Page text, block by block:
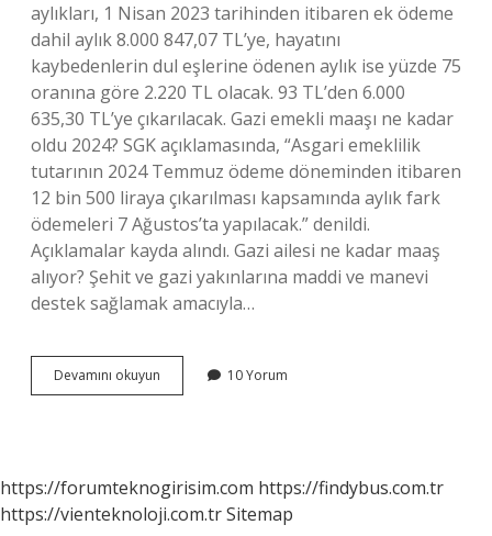
aylıkları, 1 Nisan 2023 tarihinden itibaren ek ödeme
dahil aylık 8.000 847,07 TL’ye, hayatını
kaybedenlerin dul eşlerine ödenen aylık ise yüzde 75
oranına göre 2.220 TL olacak. 93 TL’den 6.000
635,30 TL’ye çıkarılacak. Gazi emekli maaşı ne kadar
oldu 2024? SGK açıklamasında, “Asgari emeklilik
tutarının 2024 Temmuz ödeme döneminden itibaren
12 bin 500 liraya çıkarılması kapsamında aylık fark
ödemeleri 7 Ağustos’ta yapılacak.” denildi.
Açıklamalar kayda alındı. Gazi ailesi ne kadar maaş
alıyor? Şehit ve gazi yakınlarına maddi ve manevi
destek sağlamak amacıyla…
Devamını okuyun
Şeref
10 Yorum
https://forumteknogirisim.com https://findybus.com.tr
https://vienteknoloji.com.trSitemap